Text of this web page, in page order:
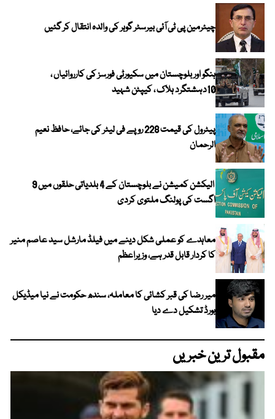
چیئرمین پی ٹی آئی بیرسٹر گوہر کی والدہ انتقال کر گئیں
ہنگو اور بلوچستان میں سکیورٹی فورسز کی کارروائیاں ،
10دہشتگرد ہلاک ، کیپٹن شہید
پیٹرول کی قیمت 228 روپے فی لیٹر کی جائے، حافظ نعیم
الرحمان
الیکشن کمیشن نے بلوچستان کے 4 بلدیاتی حلقوں میں 9
اگست کی پولنگ ملتوی کردی
معاہدے کو عملی شکل دینے میں فیلڈ مارشل سید عاصم منیر
کا کردار قابل قدر ہے، وزیراعظم
میر رضا کی قبر کشائی کا معاملہ، سندھ حکومت نے نیا میڈیکل
بورڈ تشکیل دے دیا
مقبول ترین خبریں